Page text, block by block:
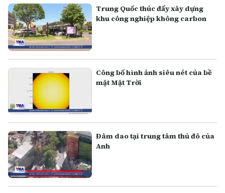
Trung Quốc thúc đẩy xây dựng
khu công nghiệp không carbon
Công bố hình ảnh siêu nét của bề
mặt Mặt Trời
Đâm dao tại trung tâm thủ đô của
Anh